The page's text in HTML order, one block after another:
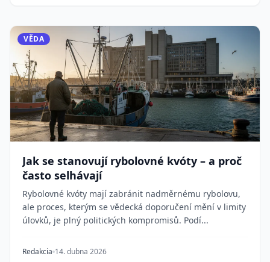
VĚDA
Jak se stanovují rybolovné kvóty – a proč
často selhávají
Rybolovné kvóty mají zabránit nadměrnému rybolovu,
ale proces, kterým se vědecká doporučení mění v limity
úlovků, je plný politických kompromisů. Podí...
Redakcia 14. dubna 2026